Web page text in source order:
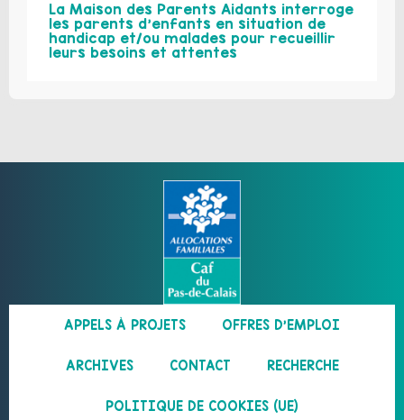
La Maison des Parents Aidants interroge
les parents d’enfants en situation de
handicap et/ou malades pour recueillir
leurs besoins et attentes
APPELS À PROJETS OFFRES D’EMPLOI
ARCHIVES CONTACT RECHERCHE
POLITIQUE DE COOKIES (UE)